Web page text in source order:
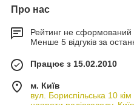
облицювальну цеглу або
дійсно тішить
найкращі умови.
Переваги
Газобетонні блоки — дешевий
вартість, має численні
переваг можна виділити:
Про нас
Рейтинг не сформований
Менше 5 відгуків за
Працює з 15.02.2010
м. Київ
вул. Бориспільська 10